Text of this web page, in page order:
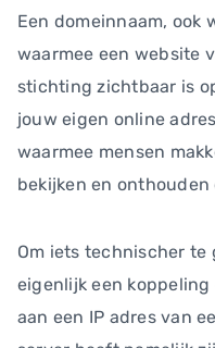
Een domeinnaam, ook
waarmee een website
stichting zichtbaar is
jouw eigen online
waarmee mensen
bekijken en
Om iets technischer te
eigenlijk een
aan een IP adres van